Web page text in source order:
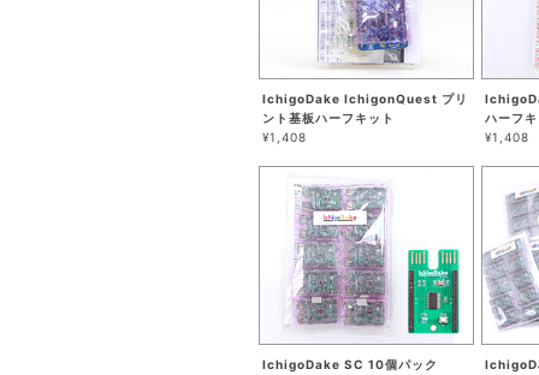
IchigoDake IchigonQuest プリ
ント基板ハーフキット
¥1,408
ハーフ
¥1,408
IchigoDake SC 10個パック